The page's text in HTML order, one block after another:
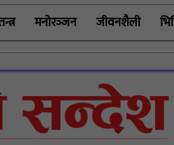
मनोरञ्‍जन जीवनशैली